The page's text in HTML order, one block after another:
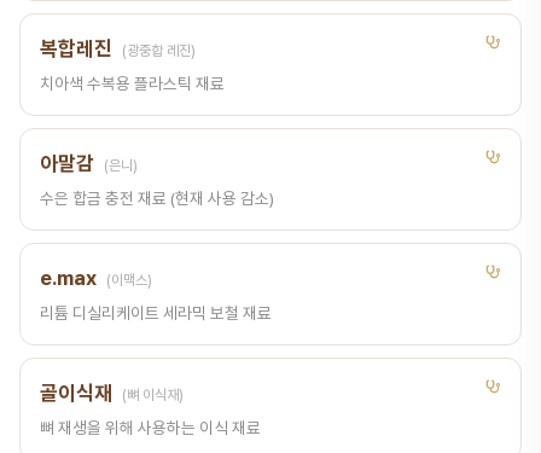
복합레진 (광중합 레진)
치아색 수복용 플라스틱 재료
아말감 (은니)
수은 합금 충전 재료 (현재 사용 감소)
e.max (이맥스)
리튬 디실리케이트 세라믹 보철 재료
골이식재 (뼈 이식재)
뼈 재생을 위해 사용하는 이식 재료